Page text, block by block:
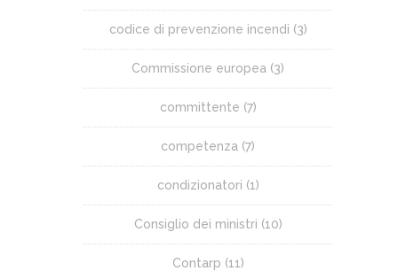
codice di prevenzione incendi (3)
Commissione europea (3)
committente (7)
competenza (7)
condizionatori (1)
Consiglio dei ministri (10)
Contarp (11)